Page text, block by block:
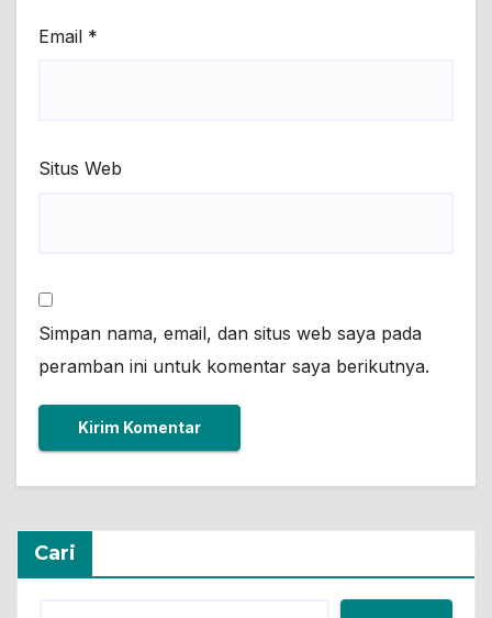
Email *
Situs Web
Simpan nama, email, dan situs web saya pada
peramban ini untuk komentar saya berikutnya.
Cari